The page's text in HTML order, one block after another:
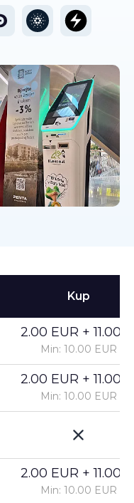
Kup
2.00 EUR +
Min: 10.00 EUR
2.00 EUR +
Min: 10.00 EUR
2.00 EUR +
Min: 10.00 EUR